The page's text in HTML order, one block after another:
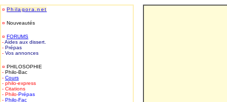
¤ Philagora.net
¤ Nouveautés
¤ FORUMS
-Aides aux dissert.
- Prépas
- Vos annonces
¤ PHILOSOPHIE
- Philo-Bac
- Cours
- philo-express
- Citations
- Philo-Prépas
- Philo-Fac